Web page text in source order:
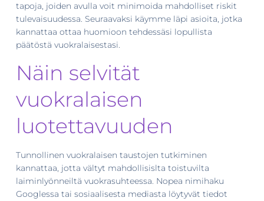
tapoja, joiden avulla voit minimoida mahdolliset riskit
tulevaisuudessa. Seuraavaksi käymme läpi asioita, jotka
kannattaa ottaa huomioon tehdessäsi lopullista
päätöstä vuokralaisestasi.
Näin selvität
vuokralaisen
luotettavuuden
Tunnollinen vuokralaisen taustojen tutkiminen
kannattaa, jotta vältyt mahdollisislta toistuvilta
laiminlyönneiltä vuokrasuhteessa. Nopea nimihaku
Googlessa tai sosiaalisesta mediasta löytyvät tiedot